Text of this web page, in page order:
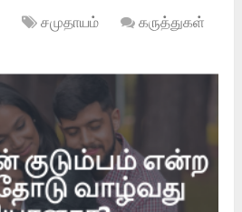
சமுதாயம்
கருத்துகள்